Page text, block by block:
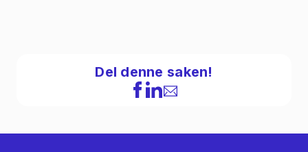
Del denne saken!